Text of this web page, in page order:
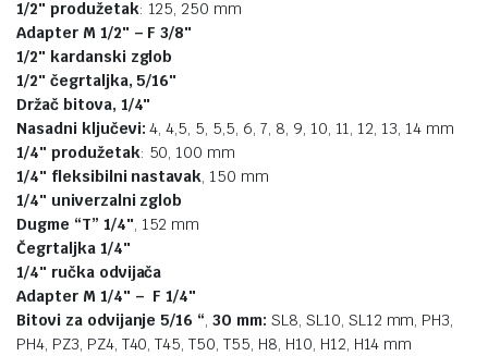
1/2″ produžetak: 125, 250 mm
Adapter M 1/​​2″ – F 3/8″
1/2″ kardanski zglob
1/2″ čegrtaljka, 5/16″
Držač bitova, 1/4″
Nasadni ključevi: 4, 4,5, 5, 5,5, 6, 7, 8, 9, 10, 11, 12, 13, 14 mm
1/4″ produžetak: 50, 100 mm
1/4″ fleksibilni nastavak , 150 mm
1/4″ univerzalni zglob
Dugme “T” 1/4″ , 152 mm
Čegrtaljka 1/4″
1/4″ ručka odvijača
Adapter M 1/4″ – F 1/4″
Bitovi za odvijanje 5/16 “ ,30 mm: SL8, SL10, SL12 mm, PH3,
PH4, PZ3, PZ4, T40, T45, T50, T55, H8, H10, H12, H14 mm